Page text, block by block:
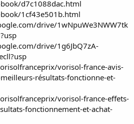
d7c1088dac.html
1cf43e501b.html
drive/1wNpuWe3NWW7tk
drive/1g6JbQ7zA-
vorisol-france-avis-
résultats-fonctionne-et-
vorisol-france-effets-
fonctionnement-et-achat-